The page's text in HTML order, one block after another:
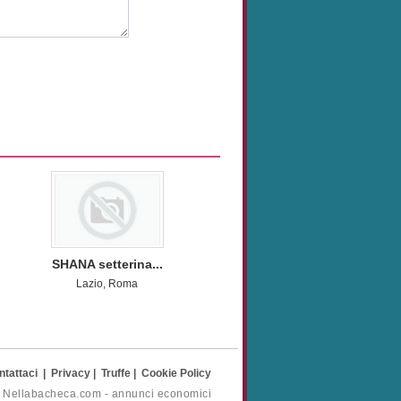
SHANA setterina...
Lazio, Roma
Privacy Truffe
Cookie Policy
- annunci economici